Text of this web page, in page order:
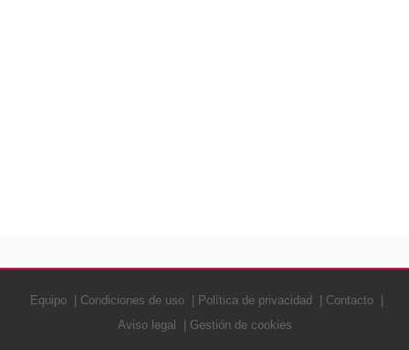
Equipo Condiciones de uso Política de privacidad
Contacto
Aviso legal
Gestión de cookies